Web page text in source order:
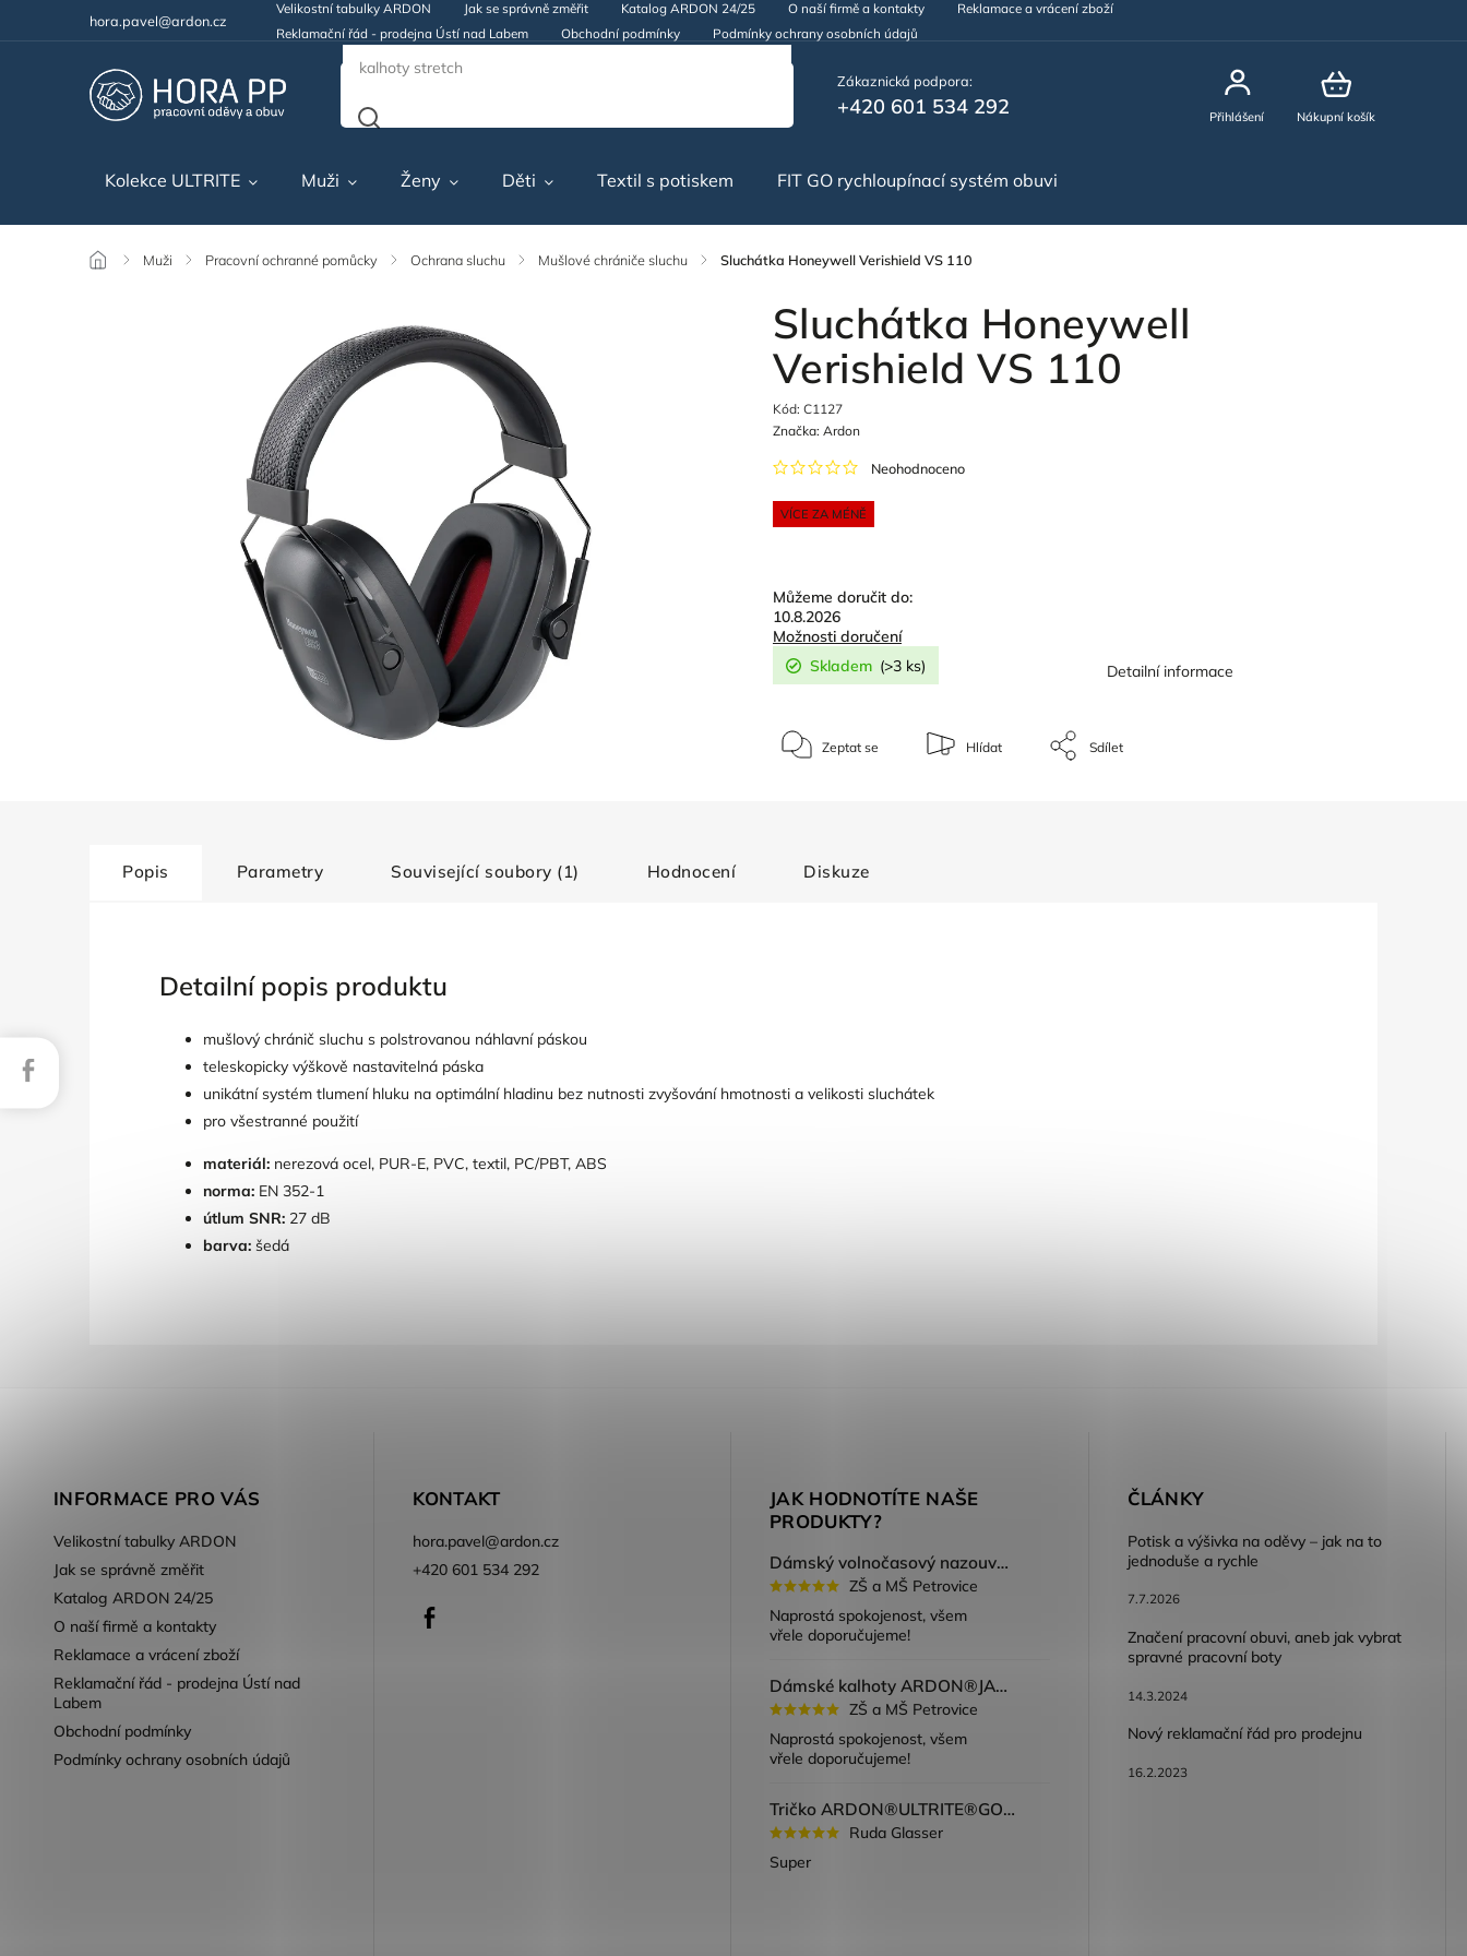
hora.pavel@ardon.cz
Velikostní tabulky ARDON Jak se správně změřit Katalog ARDON 24/25 O naší firmě a kontakty
Reklamace a vrácení zboží
Reklamační řád - prodejna Ústí nad Labem
Obchodní podmínky Podmínky ochrany osobních údajů
Zákaznická podpora:
+420 601 534 292 Nákupní košík
Přihlášení
Kolekce ULTRITE Muži Ženy Děti Textil s potiskem FIT GO rychloupínací systém obuvi
/ Muži / Pracovní ochranné pomůcky / Ochrana sluchu / Mušlové chrániče sluchu / Sluchátka Honeywell Verishield VS 110
Sluchátka Honeywell
Verishield VS 110
Kód: C1127
VÍCE ZA MÉNĚ
Neohodnoceno
Značka: Ardon
Můžeme doručit do:
10.8.2026
Možnosti doručení
Skladem (>3 ks) Detailní informace
Zeptat se Hlídat Sdílet
Popis Parametry Související soubory (1) Hodnocení Diskuze
Detailní popis produktu
mušlový chránič sluchu s polstrovanou náhlavní páskou
teleskopicky výškově nastavitelná páska
unikátní systém tlumení hluku na optimální hladinu bez nutnosti zvyšování hmotnosti a velikosti sluchátek
pro všestranné použití
materiál: nerezová ocel, PUR-E, PVC, textil, PC/PBT, ABS
norma: EN 352-1
útlum SNR: 27 dB
barva: šedá
INFORMACE PRO VÁS
Velikostní tabulky ARDON
Jak se správně změřit
Katalog ARDON 24/25
O naší firmě a kontakty
Reklamace a vrácení zboží
Reklamační řád - prodejna Ústí nad
Labem
Obchodní podmínky
Podmínky ochrany osobních údajů
KONTAKT
hora.pavel@ardon.cz
+420 601 534 292
JAK HODNOTÍTE NAŠE
PRODUKTY?
Dámský volnočasový nazouvák ARDON®JUNO - růžová
ZŠ a MŠ Petrovice
Naprostá spokojenost, všem
vřele doporučujeme!
Dámské kalhoty ARDON®JASVENA šedá
ZŠ a MŠ Petrovice
Naprostá spokojenost, všem
vřele doporučujeme!
Tričko ARDON®ULTRITE®GO! dámské růžová
Ruda Glasser
Super
ČLÁNKY
Potisk a výšivka na oděvy – jak na to
jednoduše a rychle
7.7.2026
Značení pracovní obuvi, aneb jak vybrat
spravné pracovní boty
14.3.2024
Nový reklamační řád pro prodejnu
16.2.2023